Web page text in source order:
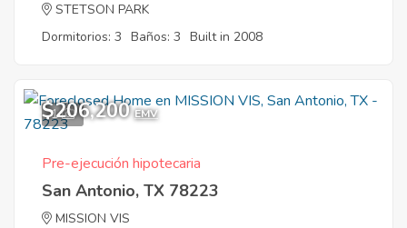
STETSON PARK
Dormitorios: 3 Baños: 3 Built in 2008
1
$206,200 EMV
Pre-ejecución hipotecaria
San Antonio, TX 78223
MISSION VIS